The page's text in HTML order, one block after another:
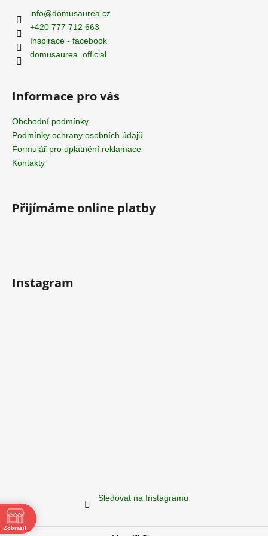
info@domusaurea.cz
+420 777 712 663
Inspirace - facebook
domusaurea_official
Informace pro vás
Obchodní podmínky
Podmínky ochrany osobních údajů
Formulář pro uplatnění reklamace
Kontakty
Přijímáme online platby
Instagram
Sledovat na Instagramu
Zobrazit